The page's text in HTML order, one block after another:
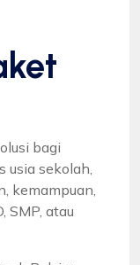
bagi
usia sekolah,
kemampuan,
SMP, atau